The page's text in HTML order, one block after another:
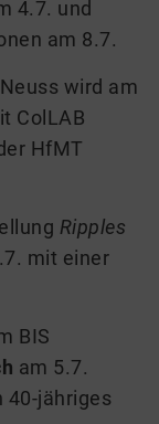
4.7. und
am 8.7.
wird am
ColLAB
HfMT
Ripples
mit einer
BIS
am 5.7.
40-jähriges